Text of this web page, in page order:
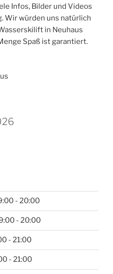
Infos, Bilder und Videos
Wir würden uns natürlich
in Neuhaus
Spaß ist garantiert.
- 20:00
- 20:00
- 21:00
- 21:00